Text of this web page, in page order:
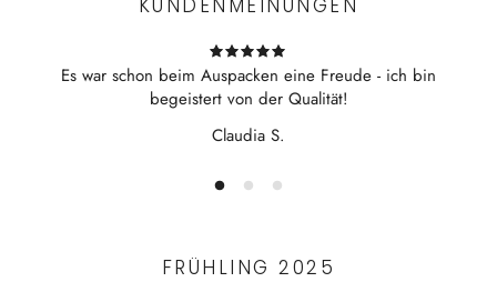
Bitte beachten Sie: Online-Gutschein können nur im
Onlineshop eingelöst werden. Sie erhalten nach der Zahlung
ein Mail mit Ihrem Gutschein-Code. Diesen Code können Sie
(oder der Beschenkte) dann beim nächsten Online-Kauf in
das Feld "Rabattcodes, Gutscheine" eingegeben und der
verfügbare Betrag wird automatisch abgezogen.
KUNDENMEINUNGEN
Es war schon beim Auspacken eine Freude - ich bin
begeistert von der Qualität!
Claudia S.
FRÜHLING 2025